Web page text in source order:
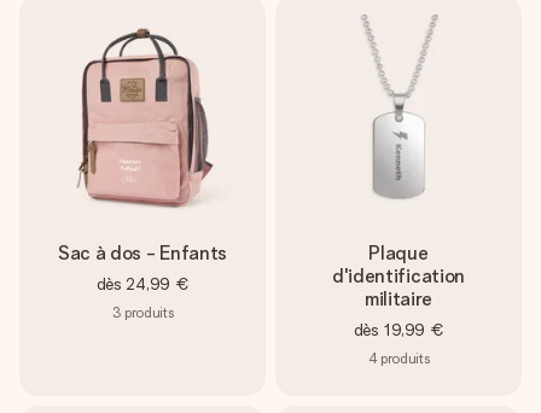
Sac à dos - Enfants
dès 24,99 €
3 produits
Plaque
d'identification
militaire
dès 19,99 €
4 produits